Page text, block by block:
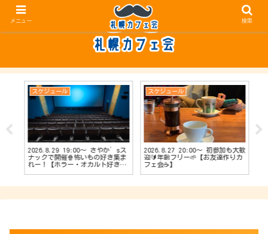
スケジュール
2026.8.29 19:00〜 さやか’sス
ナックで開催🍿怖いもの好き集ま
れー！【ホラー・オカルト好きカ
スケジュール
2026.8.27 20:00〜 初参加も大歓
迎🔰年齢フリー🌱【お友達作りカ
フェ会☕️】
メニュー 検索